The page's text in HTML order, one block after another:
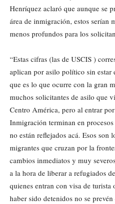
Henríquez aclaró que aunque se
área de inmigración, estos serían
menos profundos para los
“Estas cifras (las de USCIS )
aplican por asilo político sin estar
que es lo que ocurre con la gran
muchos solicitantes de asilo que
Centro América, pero al entrar
Inmigración terminan en
no están reflejados acá. Esos son
migrantes que cruzan por la
cambios inmediatos y muy
a la hora de liberar a refugiados
quienes entran con visa de turista
haber sido detenidos no se